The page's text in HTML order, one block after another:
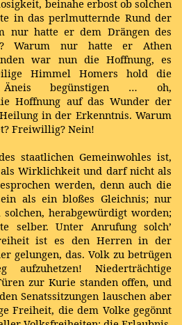
beinahe erbost ob solchen
in das perlmutternde Rund der
nur hatte er dem Drängen des
Warum nur hatte er Athen
war nun die Hoffnung, es
Himmel Homers hold die
begünstigen … oh,
Hoffnung auf das Wunder der
in der Erkenntnis. Warum
Freiwillig? Nein!
staatlichen Gemeinwohles ist,
Wirklichkeit und darf nicht als
werden, denn auch die
als ein bloßes Gleichnis; nur
herabgewürdigt worden;
selber. Unter Anrufung solch’
ist es den Herren in der
gelungen, das. Volk zu betrügen
Niederträchtige
zur Kurie standen offen, und
Senatssitzungen lauschen aber
Freiheit, die dem Volke gegönnt